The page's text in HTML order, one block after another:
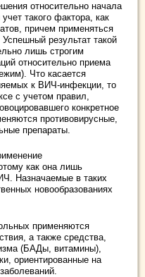
относительно начала
такого фактора, как
причем применяться
результат такой
лишь строгим
относительно приема
Что касается
к ВИЧ-инфекции, то
с учетом правил,
конкретное
противовирусные,
препараты.
как она лишь
Назначаемые в таких
новообразованиях
применяются
а также средства,
(БАДы, витамины),
ориентированные на